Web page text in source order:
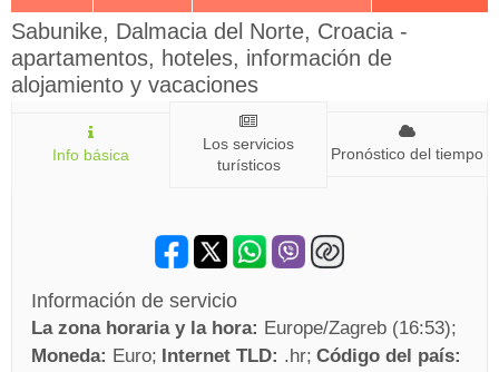
Sabunike, Dalmacia del Norte, Croacia -
apartamentos, hoteles, información de
alojamiento y vacaciones
Info básica
Los servicios
turísticos
Pronóstico del tiempo
Información de servicio
La zona horaria y la hora: Europe/Zagreb (16:53)
Moneda: Euro Internet TLD: .hr Código del país: